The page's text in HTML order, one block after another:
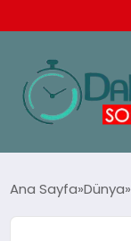
Ana Sayfa Dünya